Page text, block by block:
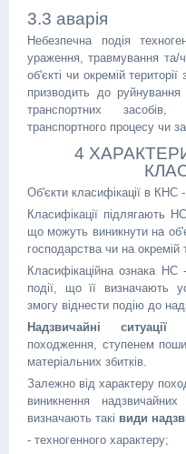
3.3 аварія
Небезпечна подія
ураження, травмування
об'єкті чи окремій
призводить до руйнування
транспортних
транспортного процесу чи
4
Об'єкти класифікації в КНС
Класифікації підлягають
що можуть виникнути на
господарства чи на окремій
Класифікаційна ознака НС
події, що її визначають
змогу віднести подію до
Надзвичайні
ситуації
походження, ступенем
матеріальних збитків.
Залежно від характеру
виникнення
визначають такі види
- техногенного характеру;